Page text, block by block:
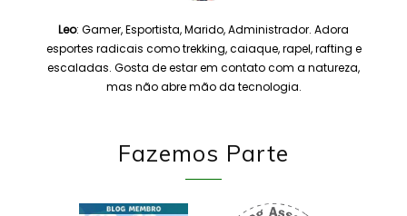
Leo: Gamer, Esportista, Marido, Administrador. Adora
esportes radicais como trekking, caiaque, rapel, rafting e
escaladas. Gosta de estar em contato com a natureza,
mas não abre mão da tecnologia.
Fazemos Parte